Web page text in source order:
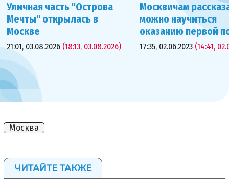
Уличная часть "Острова
Мечты" открылась в
Москве
21:01, 03.08.2026 (18:13, 03.08.2026)
Москвичам
можно научиться
оказанию первой
17:35, 02.06.2023 (14:41,
Москва
ЧИТАЙТЕ ТАКЖЕ